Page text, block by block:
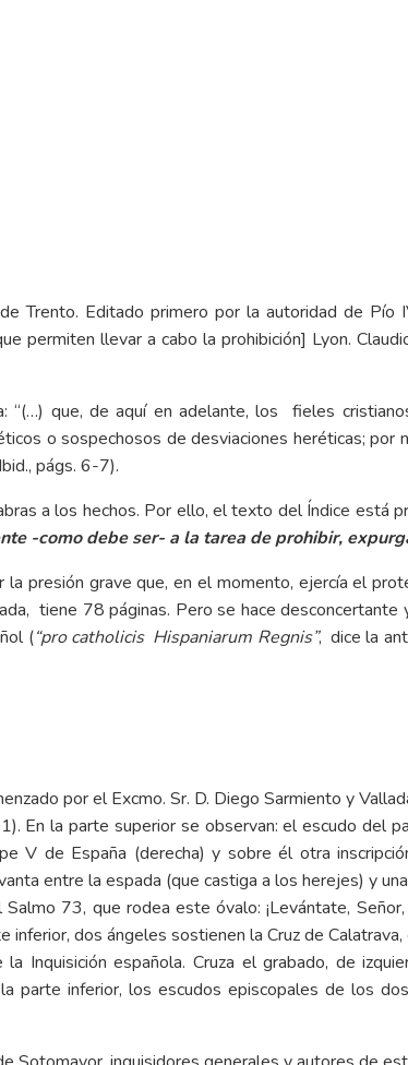
Trento. Editado primero por la autoridad de Pío
permiten llevar a cabo la prohibición] Lyon.
“(…) que, de aquí en adelante, los fieles
o sospechosos de desviaciones heréticas; por
págs. 6-7).
a los hechos. Por ello, el texto del Índice está
-como debe ser- a la tarea de prohibir,
presión grave que, en el momento, ejercía el
tiene 78 páginas. Pero se hace
(“pro catholicis Hispaniarum Regnis”, dice la
por el Excmo. Sr. D. Diego Sarmiento y
En la parte superior se observan: el escudo del
V de España (derecha) y sobre él otra
entre la espada (que castiga a los herejes) y
73, que rodea este óvalo: ¡Levántate,
inferior, dos ángeles sostienen la Cruz de
Inquisición española. Cruza el grabado, de
parte inferior, los escudos episcopales de los